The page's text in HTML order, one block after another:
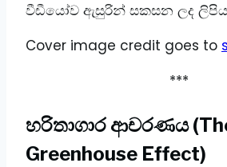
වීඩීයෝව ඇසුරින් සකසන ලද
Cover image credit goes to
***
හරිතාගාර ආචරණය
Greenhouse Effect)